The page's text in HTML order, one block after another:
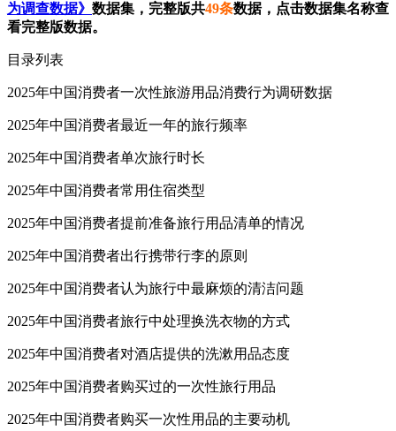
为调查数据》 数据集，完整版共49条数据，点击数据集名称查
看完整版数据。
目录列表
2025年中国消费者一次性旅游用品消费行为调研数据
2025年中国消费者最近一年的旅行频率
2025年中国消费者单次旅行时长
2025年中国消费者常用住宿类型
2025年中国消费者提前准备旅行用品清单的情况
2025年中国消费者出行携带行李的原则
2025年中国消费者认为旅行中最麻烦的清洁问题
2025年中国消费者旅行中处理换洗衣物的方式
2025年中国消费者对酒店提供的洗漱用品态度
2025年中国消费者购买过的一次性旅行用品
2025年中国消费者购买一次性用品的主要动机